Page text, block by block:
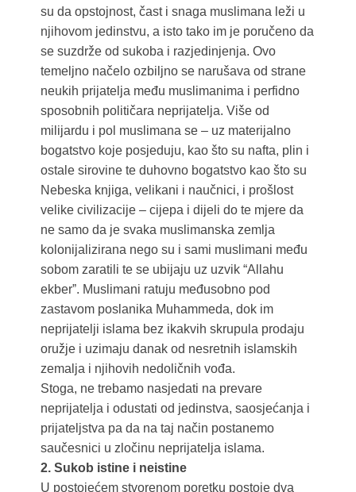
su da opstojnost, čast i snaga muslimana leži u
njihovom jedinstvu, a isto tako im je poručeno da
se suzdrže od sukoba i razjedinjenja. Ovo
temeljno načelo ozbiljno se narušava od strane
neukih prijatelja među muslimanima i perfidno
sposobnih političara neprijatelja. Više od
milijardu i pol muslimana se – uz materijalno
bogatstvo koje posjeduju, kao što su nafta, plin i
ostale sirovine te duhovno bogatstvo kao što su
Nebeska knjiga, velikani i naučnici, i prošlost
velike civilizacije – cijepa i dijeli do te mjere da
ne samo da je svaka muslimanska zemlja
kolonijalizirana nego su i sami muslimani među
sobom zaratili te se ubijaju uz uzvik “Allahu
ekberˮ. Muslimani ratuju međusobno pod
zastavom poslanika Muhammeda, dok im
neprijatelji islama bez ikakvih skrupula prodaju
oružje i uzimaju danak od nesretnih islamskih
zemalja i njihovih nedoličnih vođa.
Stoga, ne trebamo nasjedati na prevare
neprijatelja i odustati od jedinstva, saosjećanja i
prijateljstva pa da na taj način postanemo
saučesnici u zločinu neprijatelja islama.
2. Sukob istine i neistine
U postojećem stvorenom poretku postoje dva